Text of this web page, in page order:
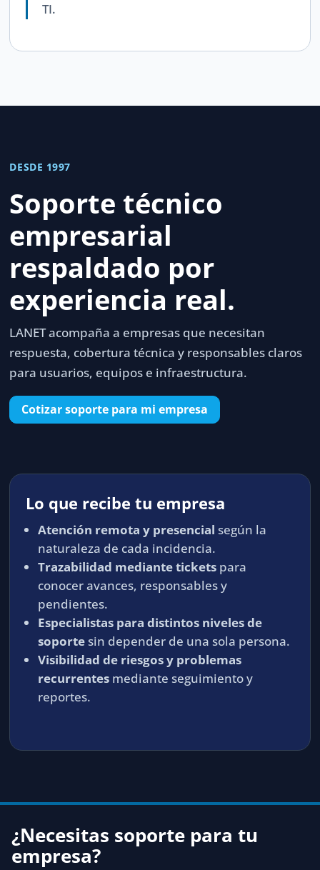
TI.
DESDE 1997
Soporte técnico
empresarial
respaldado por
experiencia real.
LANET acompaña a empresas que necesitan
respuesta, cobertura técnica y responsables claros
para usuarios, equipos e infraestructura.
Cotizar soporte para mi empresa
Lo que recibe tu empresa
Atención remota y presencial según la
naturaleza de cada incidencia.
Trazabilidad mediante tickets para
conocer avances, responsables y
pendientes.
Especialistas para distintos niveles de
soportesin depender de una sola persona.
Visibilidad de riesgos y problemas
recurrentes mediante seguimiento y
reportes.
¿Necesitas soporte para tu
empresa?